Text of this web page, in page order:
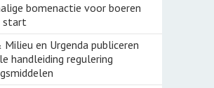
bomenactie voor boeren
start
en Urgenda publiceren
handleiding regulering